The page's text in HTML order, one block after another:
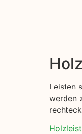
Leisten
werden